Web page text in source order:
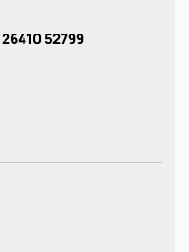
26410 52799